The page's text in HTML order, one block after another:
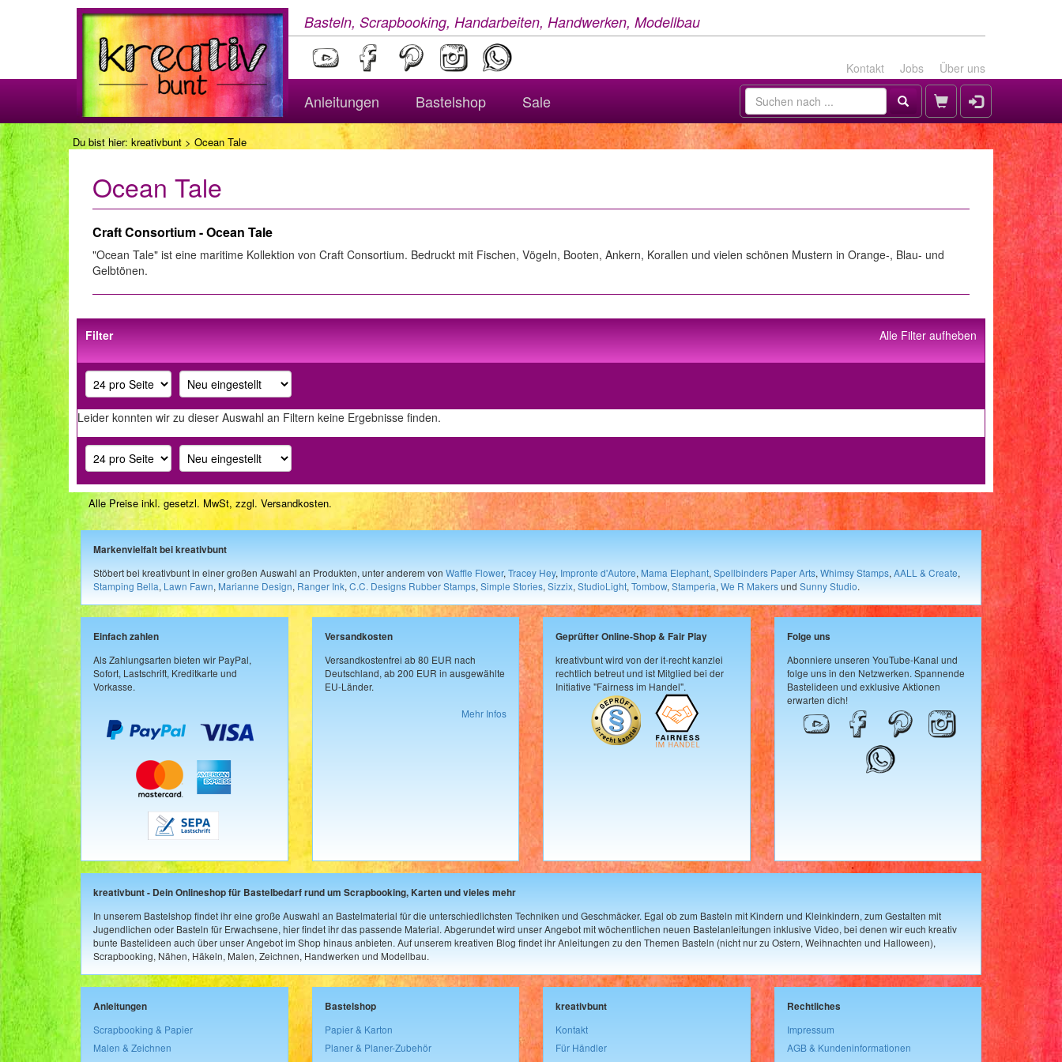
Basteln, Scrapbooking, Handarbeiten, Handwerken, Modellbau
Kontakt Jobs Über uns
Anleitungen Bastelshop Sale
Du bist hier: kreativbunt > Ocean Tale
Ocean Tale
Craft Consortium - Ocean Tale
"Ocean Tale" ist eine maritime Kollektion von Craft Consortium. Bedruckt mit Fischen, Vögeln, Booten, Ankern, Korallen und vielen schönen Mustern in Orange-, Blau- und
Gelbtönen.
Alle Filter aufheben
Filter
Leider konnten wir zu dieser Auswahl an Filtern keine Ergebnisse finden.
Alle Preise inkl. gesetzl. MwSt, zzgl. Versandkosten.
Markenvielfalt bei kreativbunt
Stöbert bei kreativbunt in einer großen Auswahl an Produkten, unter anderem von Waffle Flower, Tracey Hey, Impronte d'Autore, Mama Elephant, Spellbinders Paper Arts, Whimsy Stamps, AALL & Create,
Stamping Bella, Lawn Fawn, Marianne Design, Ranger Ink, C.C. Designs Rubber Stamps, Simple Stories, Sizzix, StudioLight, Tombow, Stamperia, We R Makersund Sunny Studio.
Einfach zahlen
Als Zahlungsarten bieten wir PayPal,
Sofort, Lastschrift, Kreditkarte und
Vorkasse.
Versandkosten
Versandkostenfrei ab 80 EUR nach
Deutschland, ab 200 EUR in ausgewählte
EU-Länder.
Mehr Infos
Geprüfter Online-Shop & Fair Play
kreativbunt wird von der it-recht kanzlei
rechtlich betreut und ist Mitglied bei der
Initiative "Fairness im Handel".
Folge uns
Abonniere unseren YouTube-Kanal und
folge uns in den Netzwerken. Spannende
Bastelideen und exklusive Aktionen
erwarten dich!
kreativbunt - Dein Onlineshop für Bastelbedarf rund um Scrapbooking, Karten und vieles mehr
In unserem Bastelshop findet ihr eine große Auswahl an Bastelmaterial für die unterschiedlichsten Techniken und Geschmäcker. Egal ob zum Basteln mit Kindern und Kleinkindern, zum Gestalten mit
Jugendlichen oder Basteln für Erwachsene, hier findet ihr das passende Material. Abgerundet wird unser Angebot mit wöchentlichen neuen Bastelanleitungen inklusive Video, bei denen wir euch kreativ
bunte Bastelideen auch über unser Angebot im Shop hinaus anbieten. Auf unserem kreativen Blog findet ihr Anleitungen zu den Themen Basteln (nicht nur zu Ostern, Weihnachten und Halloween),
Scrapbooking, Nähen, Häkeln, Malen, Zeichnen, Handwerken und Modellbau.
Anleitungen
Scrapbooking & Papier
Malen & Zeichnen
Bastelshop
Papier & Karton
Planer & Planer-Zubehör
kreativbunt
Kontakt
Für Händler
Rechtliches
Impressum
AGB & Kundeninformationen